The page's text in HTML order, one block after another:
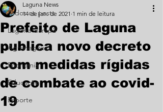
Todos os posts
Laguna Carapã
Agronegócio
Economia
Educação
Esporte
Prefeito de Laguna
publica novo decreto
com medidas rígidas
de combate ao covid-
19
Laguna News
14 de jan. de 2021 1 min de leitura